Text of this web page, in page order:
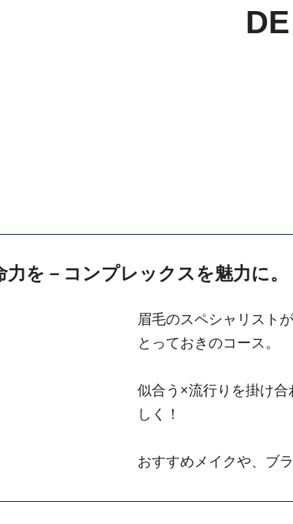
を－コンプレックスを魅力に。
眉毛のスペシャリスト
とっておきのコース。
似合う×流行りを掛け
しく！
おすすめメイクや、ブ